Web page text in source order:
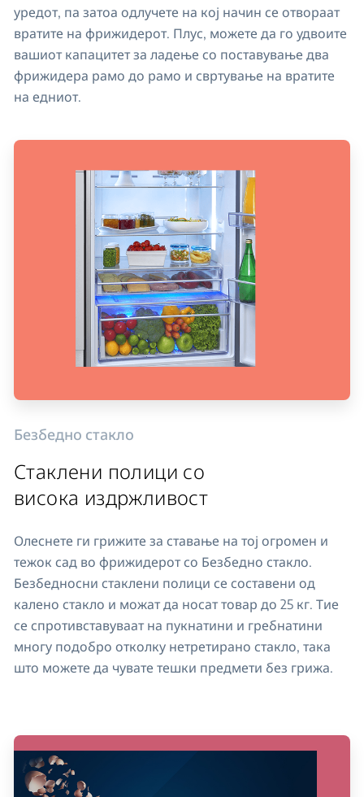
уредот, па затоа одлучете на кој начин се отвораат
вратите на фрижидерот. Плус, можете да го удвоите
вашиот капацитет за ладење со поставување два
фрижидера рамо до рамо и свртување на вратите
на едниот.
Безбедно стакло
Стаклени полици со
висока издржливост
Олеснете ги грижите за ставање на тој огромен и
тежок сад во фрижидерот со Безбедно стакло.
Безбедносни стаклени полици се составени од
калено стакло и можат да носат товар до 25 кг. Тие
се спротивставуваат на пукнатини и гребнатини
многу подобро отколку нетретирано стакло, така
што можете да чувате тешки предмети без грижа.